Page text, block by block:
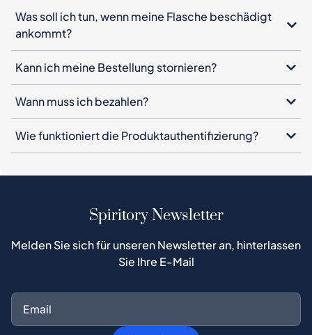
Was soll ich tun, wenn meine Flasche beschädigt
ankommt?
Kann ich meine Bestellung stornieren?
Wann muss ich bezahlen?
Wie funktioniert die Produktauthentifizierung?
Spiritory Newsletter
Melden Sie sich für unseren Newsletter an, hinterlassen
Sie Ihre E-Mail